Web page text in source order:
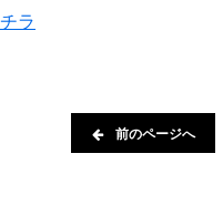
ラ
前のページへ